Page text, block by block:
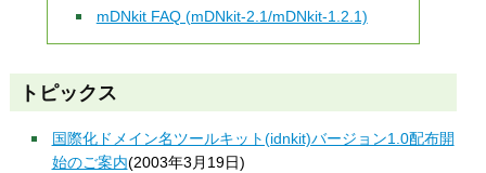
mDNkit FAQ (mDNkit-2.1/mDNkit-1.2.1)
トピックス
国際化ドメイン名ツールキット(idnkit)バージョン1.0配布開
始のご案内(2003年3月19日)